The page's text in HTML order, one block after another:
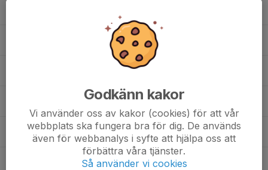
Ottilia H.
Godkänn kakor
Vi använder oss av kakor (cookies) för att vår
webbplats ska fungera bra för dig. De används
även för webbanalys i syfte att hjälpa oss att
förbättra våra tjänster.
Så använder vi cookies